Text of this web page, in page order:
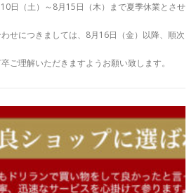
日（土）～8月15日（木）まで夏季休業とさせ
せにつきましては、8月16日（金）以降、順次
ご理解いただきますようお願い致します。